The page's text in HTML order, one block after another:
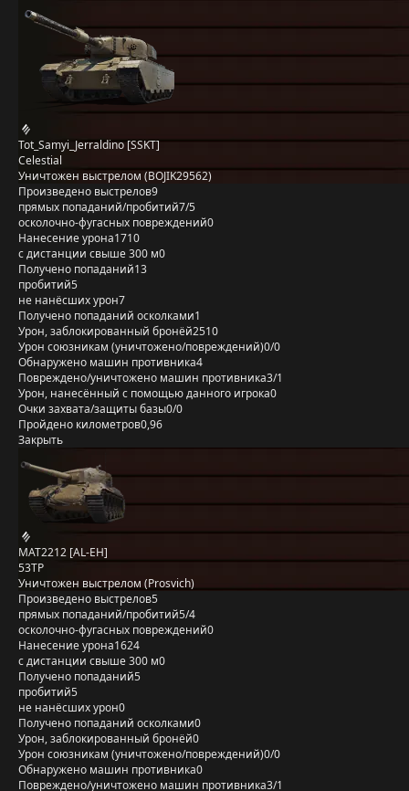
Tot_Samyi_Jerraldino [SSKT]
Celestial
Уничтожен выстрелом (BOJIK29562)
Произведено выстрелов9
прямых попаданий/пробитий7/5
осколочно-фугасных повреждений0
Нанесение урона1710
с дистанции свыше 300 м0
Получено попаданий13
пробитий5
не нанёсших урон7
Получено попаданий осколками1
Урон, заблокированный бронёй2510
Урон союзникам (уничтожено/повреждений)0/0
Обнаружено машин противника4
Повреждено/уничтожено машин противника3/1
Урон, нанесённый с помощью данного игрока0
Очки захвата/защиты базы0/0
Пройдено километров0,96
Закрыть
MAT2212 [AL-EH]
53TP
Уничтожен выстрелом (Prosvich)
Произведено выстрелов5
прямых попаданий/пробитий5/4
осколочно-фугасных повреждений0
Нанесение урона1624
с дистанции свыше 300 м0
Получено попаданий5
пробитий5
не нанёсших урон0
Получено попаданий осколками0
Урон, заблокированный бронёй0
Урон союзникам (уничтожено/повреждений)0/0
Обнаружено машин противника0
Повреждено/уничтожено машин противника3/1